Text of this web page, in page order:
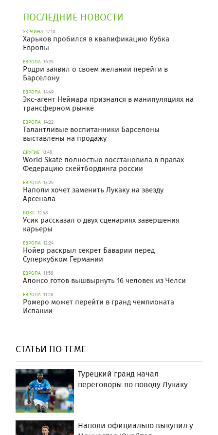
ПОСЛЕДНИЕ НОВОСТИ
УКРАИНА 17:10
Харьков пробился в квалификацию Кубка
Европы
ЕВРОПА 16:25
Родри заявил о своем желании перейти в
Барселону
ЕВРОПА 14:49
Экс-агент Неймара признался в манипуляциях на
трансферном рынке
ЕВРОПА 14:22
Талантливые воспитанники Барселоны
выставлены на продажу
ДРУГИЕ 13:45
World Skate полностью восстановила в правах
Федерацию скейтбординга россии
ЕВРОПА 13:25
Наполи хочет заменить Лукаку на звезду
Арсенала
БОКС 12:48
Усик рассказал о двух сценариях завершения
карьеры
ЕВРОПА 12:24
Нойер раскрыл секрет Баварии перед
Суперкубком Германии
ЕВРОПА 11:58
Алонсо готов вышвырнуть 16 человек из Челси
ЕВРОПА 11:28
Ромеро может перейти в гранд чемпионата
Испании
СТАТЬИ ПО ТЕМЕ
Турецкий гранд начал
переговоры по поводу Лукаку
Наполи официально выкупил у